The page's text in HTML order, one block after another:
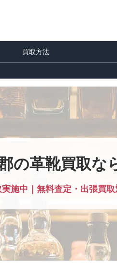
買取方法
の革靴買取な
施中｜無料査定・出張買取